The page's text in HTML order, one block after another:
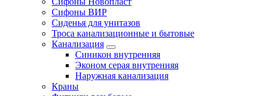
Сифоны ВИР
Сиденья для унитазов
Троса канализационные и бытовые
Канализация
Синикон внутренняя
Эконом серая внутренняя
Наружная канализация
Краны